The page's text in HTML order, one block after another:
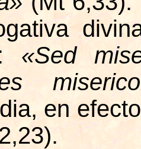
«Sed
en